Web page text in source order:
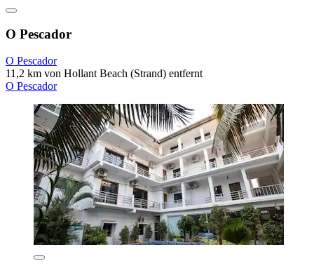
O Pescador
O Pescador
11,2 km von Hollant Beach (Strand) entfernt
O Pescador